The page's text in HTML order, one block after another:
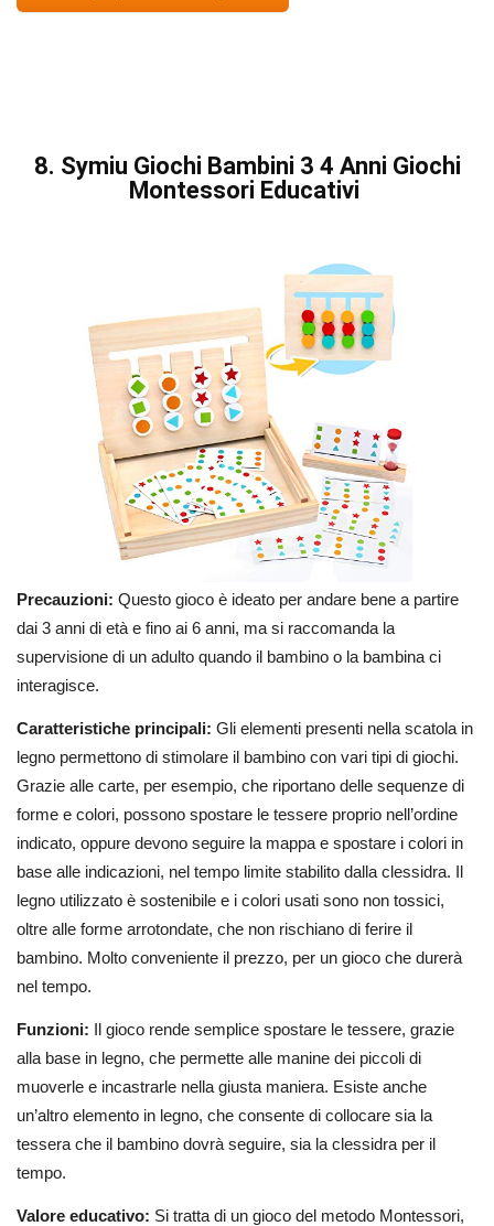
8. Symiu Giochi Bambini 3 4 Anni Giochi
Montessori Educativi
Precauzioni: Questo gioco è ideato per andare bene a partire
dai 3 anni di età e fino ai 6 anni, ma si raccomanda la
supervisione di un adulto quando il bambino o la bambina ci
interagisce.
Caratteristiche principali: Gli elementi presenti nella scatola in
legno permettono di stimolare il bambino con vari tipi di giochi.
Grazie alle carte, per esempio, che riportano delle sequenze di
forme e colori, possono spostare le tessere proprio nell’ordine
indicato, oppure devono seguire la mappa e spostare i colori in
base alle indicazioni, nel tempo limite stabilito dalla clessidra. Il
legno utilizzato è sostenibile e i colori usati sono non tossici,
oltre alle forme arrotondate, che non rischiano di ferire il
bambino. Molto conveniente il prezzo, per un gioco che durerà
nel tempo.
Funzioni: Il gioco rende semplice spostare le tessere, grazie
alla base in legno, che permette alle manine dei piccoli di
muoverle e incastrarle nella giusta maniera. Esiste anche
un’altro elemento in legno, che consente di collocare sia la
tessera che il bambino dovrà seguire, sia la clessidra per il
tempo.
Valore educativo: Si tratta di un gioco del metodo Montessori,